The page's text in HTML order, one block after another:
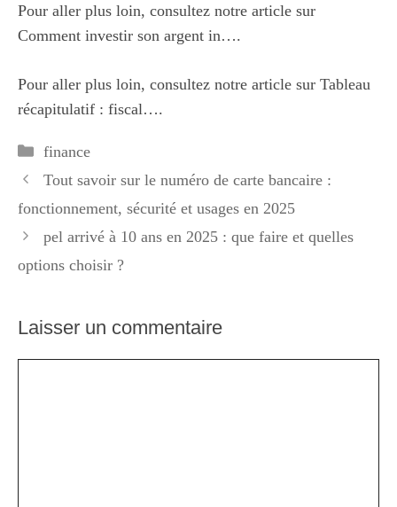
Pour aller plus loin, consultez notre article sur
Comment investir son argent in….
Pour aller plus loin, consultez notre article sur Tableau
récapitulatif : fiscal….
Catégories
finance
Tout savoir sur le numéro de carte bancaire :
fonctionnement, sécurité et usages en 2025
pel arrivé à 10 ans en 2025 : que faire et quelles
options choisir ?
Laisser un commentaire